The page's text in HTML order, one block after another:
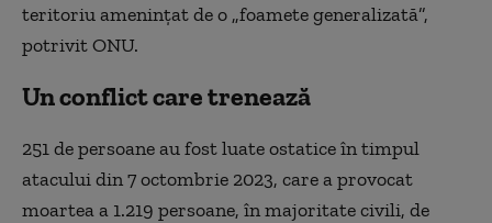
teritoriu ameninţat de o „foamete generalizată”,
potrivit ONU.
Un conflict care trenează
251 de persoane au fost luate ostatice în timpul
atacului din 7 octombrie 2023, care a provocat
moartea a 1.219 persoane, în majoritate civili, de